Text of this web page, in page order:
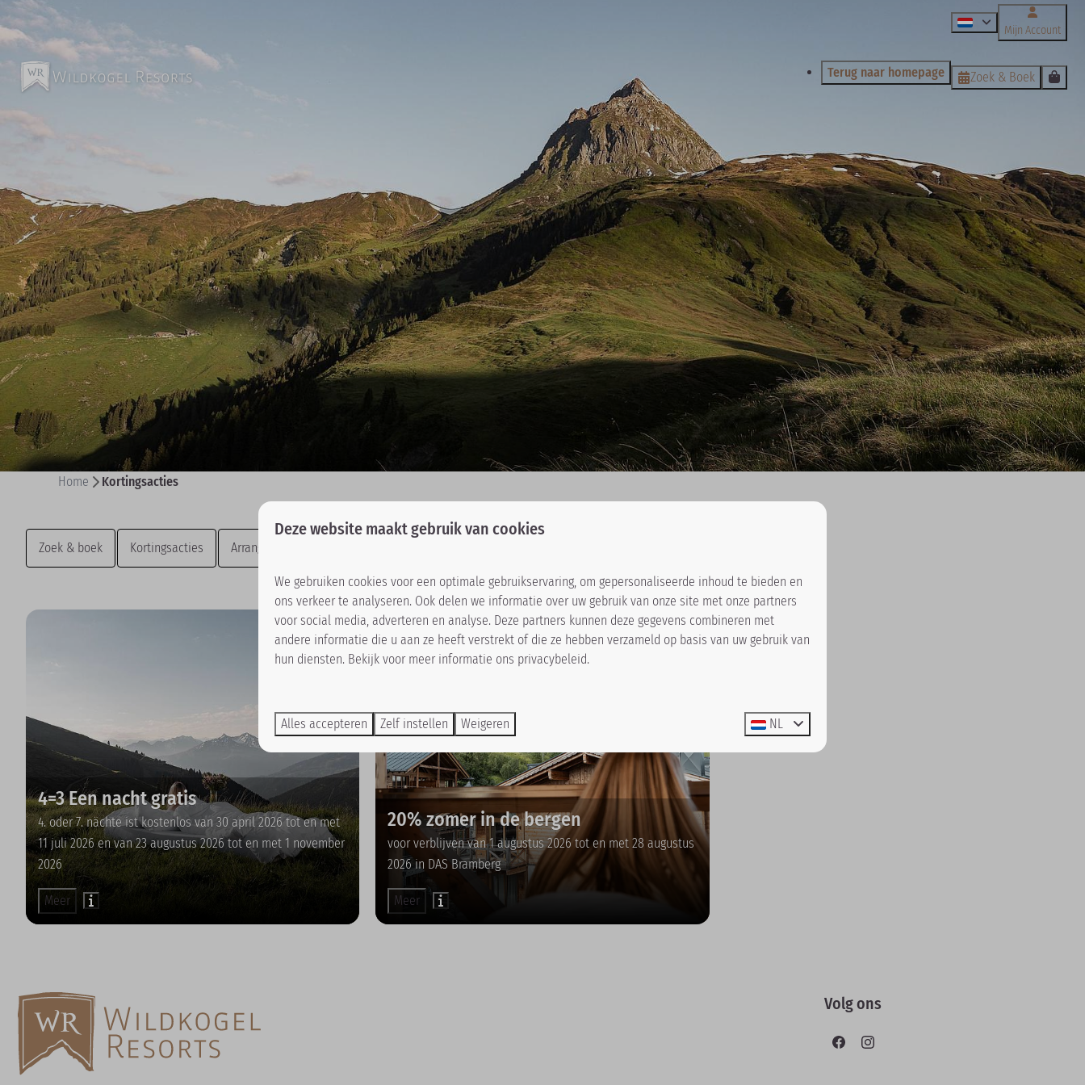
Mijn Account
Terug naar homepage Zoek & Boek
Home Kortingsacties
Zoek & boek Kortingsacties Arrangementen
4=3 Een nacht gratis
4. oder 7. nächte ist kostenlos van 30 april 2026 tot en met
11 juli 2026 en van 23 augustus 2026 tot en met 1 november
2026
Meer
20% zomer in de bergen
voor verblijven van 1 augustus 2026 tot en met 28 augustus
2026 in DAS Bramberg
Meer
Volg ons
Deze website maakt gebruik van cookies
We gebruiken cookies voor een optimale gebruikservaring, om gepersonaliseerde inhoud te bieden en
ons verkeer te analyseren. Ook delen we informatie over uw gebruik van onze site met onze partners
voor social media, adverteren en analyse. Deze partners kunnen deze gegevens combineren met
andere informatie die u aan ze heeft verstrekt of die ze hebben verzameld op basis van uw gebruik van
hun diensten. Bekijk voor meer informatie ons privacybeleid.
Alles accepteren Zelf instellen Weigeren NL